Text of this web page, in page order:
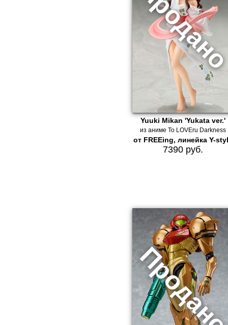
Yuuki Mikan 'Yukata ver.'
из аниме To LOVEru Darkness
от FREEing, линейка Y-
7390 руб.